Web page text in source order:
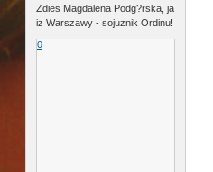
Zdies Magdalena Podg?rska, ja
iz Warszawy - sojuznik Ordinu!
0